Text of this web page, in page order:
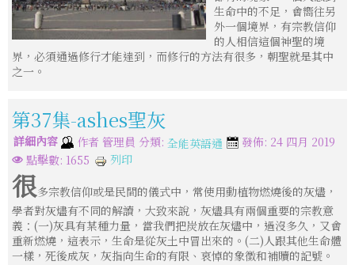
生命中的不足，會嚮往另
外一個境界，有宗教信仰
的人相信這個神聖的境
界，必須通過修行才能達到，而修行的方法有很多，朝聖就是其中
之一。
第37集-ashes聖灰
詳細內容 作者 管理員 分類: 全能英語通
發佈: 24 四月 2019
點擊數: 1655
列印
很多宗教信仰或是民間的儀式中，常使用動植物燃燒後的灰燼，
學者對灰燼有不同的解讀，大致來說，灰燼具有兩個重要的宗教意
義：(一)灰具有某種力量，當我們把炭放在灰燼中，過沒多久，又會
重新燃燒，這表示，生命是從灰土中冒出來的。(二)人跟其他生命體
一樣，死後成灰，灰指向生命的有限、哀悼的象徵和補贖的記號。